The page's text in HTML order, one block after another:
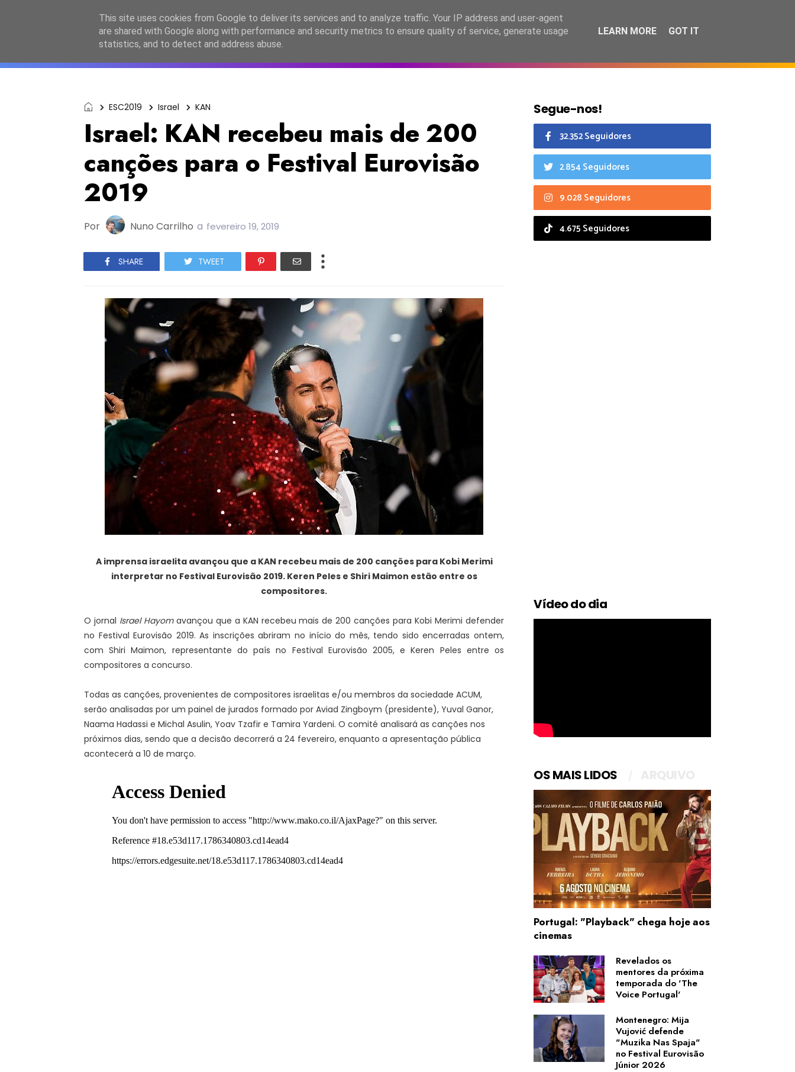
ESC2027 JESC2026 FC2026 EASC2026 PORTUGAL LANÇAMENTOS ESPECIAIS CALENDÁRIO
ESC2019 Israel KAN
Israel: KAN recebeu mais de 200
canções para o Festival Eurovisão
2019
Por Nuno Carrilho a fevereiro 19, 2019
SHARE TWEET
A imprensa israelita avançou que a KAN recebeu mais de 200 canções para Kobi Merimi
interpretar no Festival Eurovisão 2019. Keren Peles e Shiri Maimon estão entre os
compositores.
O jornal Israel Hayomavançou que a KAN recebeu mais de 200 canções para Kobi Merimi defender
no Festival Eurovisão 2019. As inscrições abriram no início do mês, tendo sido encerradas ontem,
com Shiri Maimon, representante do país no Festival Eurovisão 2005, e Keren Peles entre os
compositores a concurso.
Todas as canções, provenientes de compositores israelitas e/ou membros da sociedade ACUM,
serão analisadas por um painel de jurados formado por Aviad Zingboym (presidente), Yuval Ganor,
Naama Hadassi e Michal Asulin, Yoav Tzafir e Tamira Yardeni. O comité analisará as canções nos
próximos dias, sendo que a decisão decorrerá a 24 fevereiro, enquanto a apresentação pública
acontecerá a 10 de março.
Segue-nos!
32.352 Seguidores
2.854 Seguidores
9.028 Seguidores
4.675 Seguidores
Vídeo do dia
OS MAIS LIDOS
Portugal: "Playback" chega hoje aos
cinemas
Revelados os
mentores da próxima
temporada do 'The
Voice Portugal'
Montenegro: Mija
Vujović defende
"Muzika Nas Spaja"
no Festival Eurovisão
Júnior 2026
This site uses cookies from Google to deliver its services and to analyze traffic. Your IP address and user-agent
are shared with Google along with performance and security metrics to ensure quality of service, generate usage
statistics, and to detect and address abuse.
LEARN MORE GOT IT